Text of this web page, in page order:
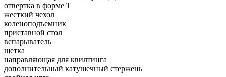
отвeртка в формe T
жесткий чехол
коленоподъемник
приставной стол
вспарыватель
щeтка
направляющая для квилтинга
дополнительный катушeчный cтержeнь